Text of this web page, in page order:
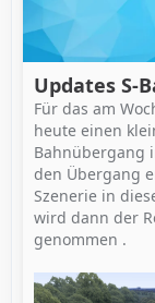
Updates S-
Für das am
heute einen
Bahnübergang
den Übergang
Szenerie in
wird dann der
genommen .